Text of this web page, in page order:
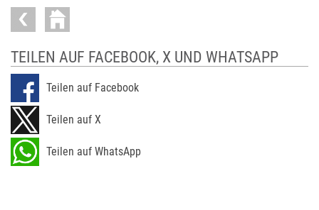
TEILEN AUF FACEBOOK, X UND WHATSAPP
Teilen auf Facebook
Teilen auf X
Teilen auf WhatsApp